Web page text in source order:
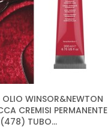
WINSOR&NEWTON
CREMISI PERMANENTE
(478) TUBO...